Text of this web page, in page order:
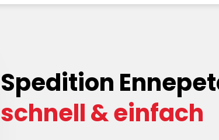
Spedition
schnell & einfach